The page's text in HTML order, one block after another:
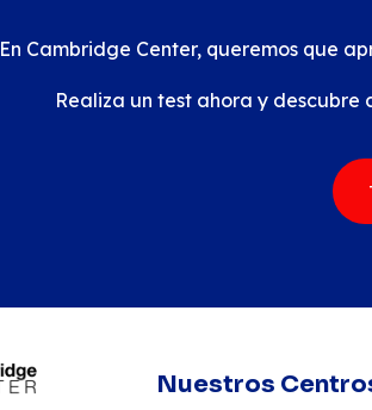
En Cambridge Center, queremos que
Realiza un test ahora y descubre
Nuestros